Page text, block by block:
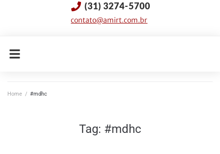
(31) 3274-5700
contato@amirt.com.br
Home / #mdhc
Tag: #mdhc